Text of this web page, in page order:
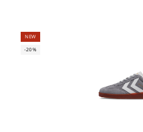
NEW
-20%